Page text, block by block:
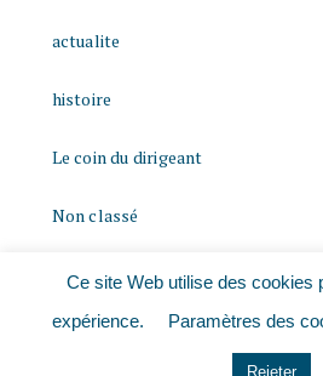
actualite
histoire
Le coin du dirigeant
Non classé
quizz
Ce site Web utilise des cookies
expérience.
Paramètres des
Rejeter